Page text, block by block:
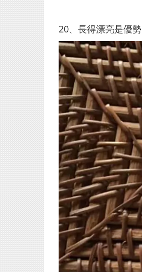
20、長得漂亮是優